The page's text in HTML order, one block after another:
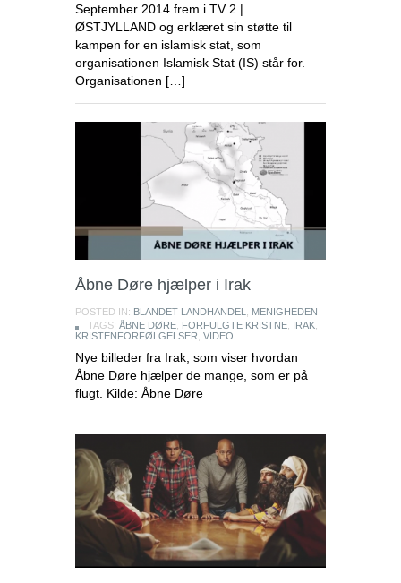
September 2014 frem i TV 2 |
ØSTJYLLAND og erklæret sin støtte til
kampen for en islamisk stat, som
organisationen Islamisk Stat (IS) står for.
Organisationen […]
Åbne Døre hjælper i Irak
POSTED IN: BLANDET LANDHANDEL
MENIGHEDEN
TAGS: ÅBNE DØRE FORFULGTE KRISTNE IRAK
KRISTENFORFØLGELSER VIDEO
Nye billeder fra Irak, som viser hvordan
Åbne Døre hjælper de mange, som er på
flugt. Kilde: Åbne Døre